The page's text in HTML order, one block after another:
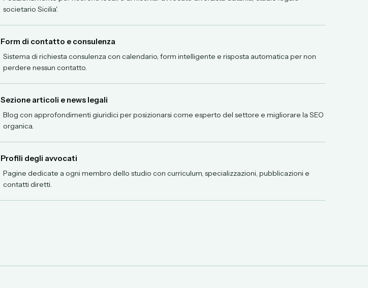
societario Sicilia'.
Form di contatto e consulenza
Sistema di richiesta consulenza con calendario, form intelligente e risposta automatica per non
perdere nessun contatto.
Sezione articoli e news legali
Blog con approfondimenti giuridici per posizionarsi come esperto del settore e migliorare la SEO
organica.
Profili degli avvocati
Pagine dedicate a ogni membro dello studio con curriculum, specializzazioni, pubblicazioni e
contatti diretti.